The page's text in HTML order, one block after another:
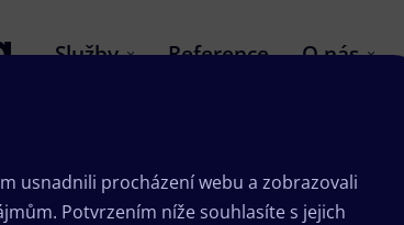
Služby Reference O nás
Hanou
usnadnili procházení webu a zobrazovali
Potvrzením níže souhlasíte s jejich